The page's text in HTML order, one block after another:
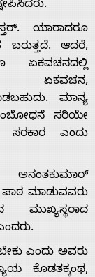
ಯಾರಾದರೂ
ಆದರೆ,
ಏಕವಚನದಲ್ಲಿ
ಏಕವಚನ,
ಮಾನ್ಯ
ಸರಿಯೇ
ಸರಕಾರ ಎಂದು
ಅನಂತಕುಮಾರ್
ಮಾಡುವವರು
ಎಂದು ಅವರು
ಕೊಡತಕ್ಕಂಥ,